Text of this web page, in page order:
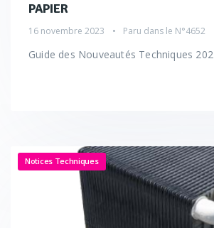
PAPIER
16 novembre 2023 Paru dans le N°4652
Guide des Nouveautés Techniques
Notices Techniques